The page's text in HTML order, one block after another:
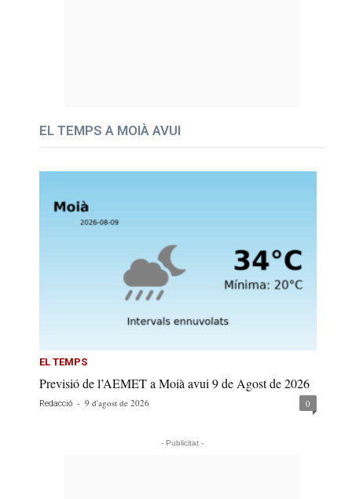
EL TEMPS A MOIÀ AVUI
EL TEMPS
Previsió de l’AEMET a Moià avui 9 de Agost de 2026
Redacció - 9 d'agost de 2026 0
- Publicitat -